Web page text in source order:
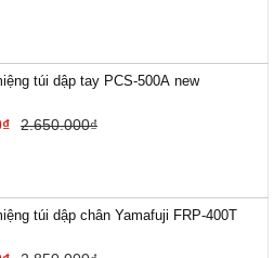
túi dập tay PCS-500A new
2.650.000₫
túi dập chân Yamafuji FRP-400T